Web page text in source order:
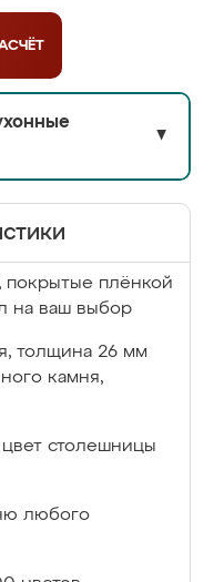
▼
плёнкой
на ваш выбор
толщина 26 мм
камня,
столешницы
любого